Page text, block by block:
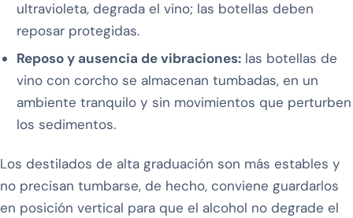
ultravioleta, degrada el vino; las botellas deben
reposar protegidas.
Reposo y ausencia de vibraciones:las botellas de
vino con corcho se almacenan tumbadas, en un
ambiente tranquilo y sin movimientos que perturben
los sedimentos.
Los destilados de alta graduación son más estables y
no precisan tumbarse, de hecho, conviene guardarlos
en posición vertical para que el alcohol no degrade el